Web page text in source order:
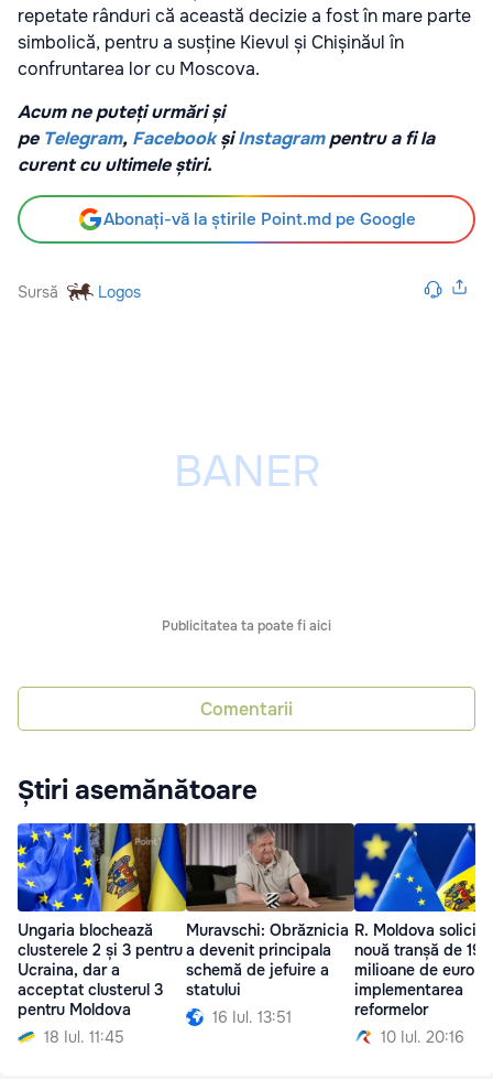
repetate rânduri că această decizie a fost în mare parte
simbolică, pentru a susține Kievul și Chișinăul în
confruntarea lor cu Moscova.
Acum ne puteți urmări și
pe Telegram, Facebook șiInstagrampentru a fi la
curent cu ultimele știri.
Abonați-vă la știrile Point.md pe Google
Sursă Logos
Publicitatea ta poate fi aici
Comentarii
Știri asemănătoare
Ungaria blochează
clusterele 2 și 3 pentru
Ucraina, dar a
acceptat clusterul 3
pentru Moldova
18 Iul. 11:45
Muravschi: Obrăznicia
a devenit principala
schemă de jefuire a
statului
16 Iul. 13:51
R. Moldova
nouă tranșă de
milioane de euro
implementarea
reformelor
10 Iul. 20:16